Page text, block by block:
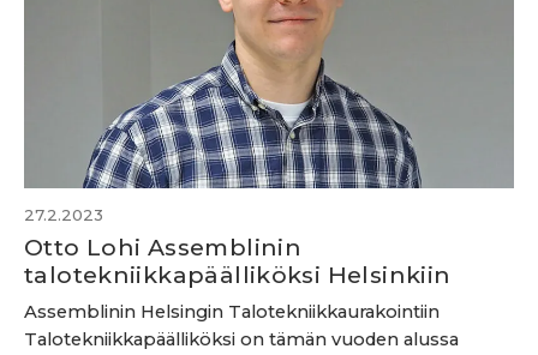
27.2.2023
Otto Lohi Assemblinin
talotekniikkapäälliköksi Helsinkiin
Assemblinin Helsingin Talotekniikkaurakointiin
Talotekniikkapäälliköksi on tämän vuoden alussa